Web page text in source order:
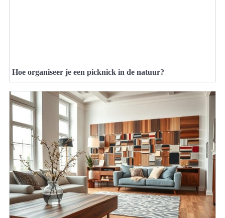
Hoe organiseer je een picknick in de natuur?